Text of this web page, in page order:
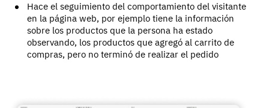
Hace el seguimiento del comportamiento del visitante
en la página web, por ejemplo tiene la información
sobre los productos que la persona ha estado
observando, los productos que agregó al carrito de
compras, pero no terminó de realizar el pedido